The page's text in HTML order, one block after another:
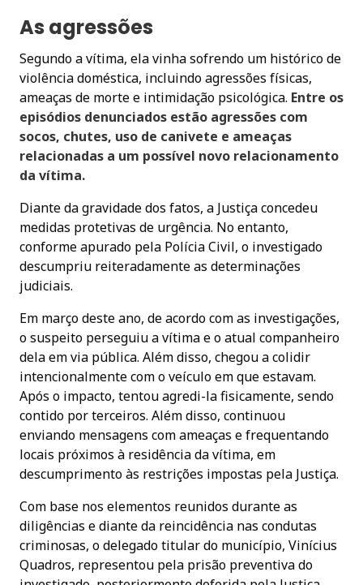
As agressões
Segundo a vítima, ela vinha sofrendo um histórico de
violência doméstica, incluindo agressões físicas,
ameaças de morte e intimidação psicológica. Entre os
episódios denunciados estão agressões com
socos, chutes, uso de canivete e ameaças
relacionadas a um possível novo relacionamento
da vítima.
Diante da gravidade dos fatos, a Justiça concedeu
medidas protetivas de urgência. No entanto,
conforme apurado pela Polícia Civil, o investigado
descumpriu reiteradamente as determinações
judiciais.
Em março deste ano, de acordo com as investigações,
o suspeito perseguiu a vítima e o atual companheiro
dela em via pública. Além disso, chegou a colidir
intencionalmente com o veículo em que estavam.
Após o impacto, tentou agredi-la fisicamente, sendo
contido por terceiros. Além disso, continuou
enviando mensagens com ameaças e frequentando
locais próximos à residência da vítima, em
descumprimento às restrições impostas pela Justiça.
Com base nos elementos reunidos durante as
diligências e diante da reincidência nas condutas
criminosas, o delegado titular do município, Vinícius
Quadros, representou pela prisão preventiva do